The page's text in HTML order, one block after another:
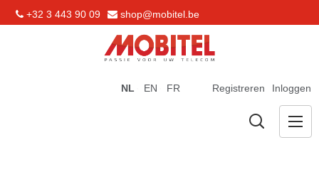
+32 3 443 90 09 shop@mobitel.be
Registreren Inloggen
NL EN FR